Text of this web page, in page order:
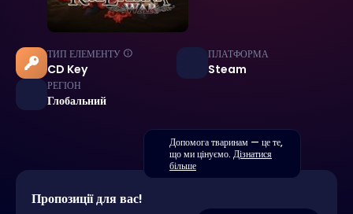
ТИП ЕЛЕМЕНТУ
CD Key
ПЛАТФОРМА
Steam
РЕГІОН
Глобальний
Допомога тваринам — це те,
що ми цінуємо. Дізнатися
більше
Пропозиції для вас!